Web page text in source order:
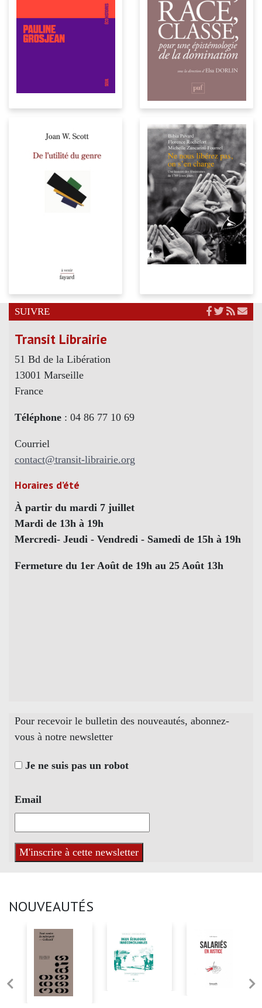
SUIVRE
Transit Librairie
51 Bd de la Libération
13001 Marseille
France
Téléphone : 04 86 77 10 69
Courriel
contact@transit-librairie.org
Horaires d’été
À partir du mardi 7 juillet
Mardi de 13h à 19h
Mercredi- Jeudi - Vendredi - Samedi de 15h à 19h
Fermeture du 1er Août de 19h au 25 Août 13h
Pour recevoir le bulletin des nouveautés, abonnez-
vous à notre newsletter
Je ne suis pas un robot
Email
NOUVEAUTÉS